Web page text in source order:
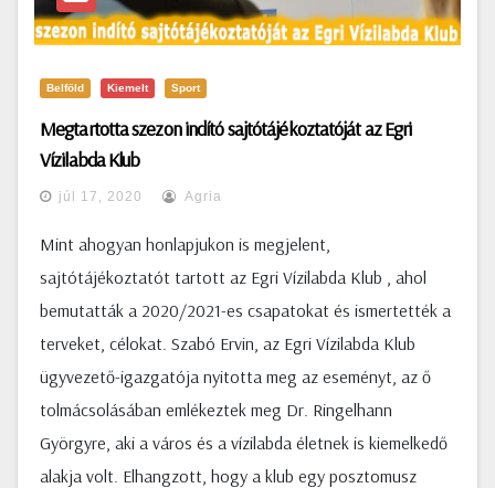
Belföld Kiemelt Sport
Megtartotta szezon indító sajtótájékoztatóját az Egri
Vízilabda Klub
júl 17, 2020 Agria
Mint ahogyan honlapjukon is megjelent,
sajtótájékoztatót tartott az Egri Vízilabda Klub , ahol
bemutatták a 2020/2021-es csapatokat és ismertették a
terveket, célokat. Szabó Ervin, az Egri Vízilabda Klub
ügyvezető-igazgatója nyitotta meg az eseményt, az ő
tolmácsolásában emlékeztek meg Dr. Ringelhann
Györgyre, aki a város és a vízilabda életnek is kiemelkedő
alakja volt. Elhangzott, hogy a klub egy posztomusz